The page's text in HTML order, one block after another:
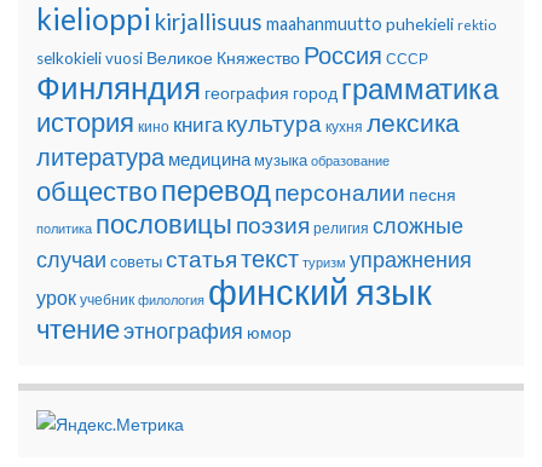
kielioppi kirjallisuus maahanmuutto puhekieli rektio
selkokielivuosi Великое Княжество Россия СССР
Финляндия география город грамматика
история кино книгакультура кухня лексика
литература медицина музыка образование
обществопереводперсоналии песня
политика пословицы поэзия религия сложные
случаи советыстатьятекст туризм упражнения
урок учебник филология финский язык
чтениеэтнография юмор